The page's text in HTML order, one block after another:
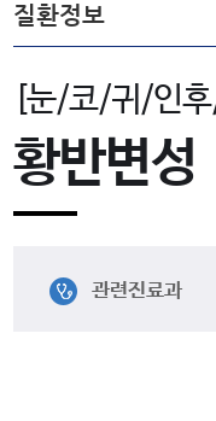
질환정보
[눈/코/귀/인
황반변성
관련진료과